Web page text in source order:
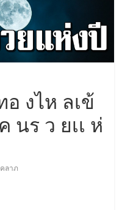
อ งไห ลเข้
นร ว ยเเ ห่
ลาภ